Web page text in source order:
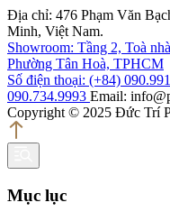
Địa chỉ: 476 Phạm Văn
Minh, Việt Nam.
Showroom: Tầng 2, Toà
Phường Tân Hoà, TPHCM
Số điện thoại: (+84)
090.734.9993 Email:
Copyright © 2025 Đức Trí
Mục lục